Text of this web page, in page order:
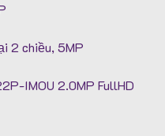
2 chiều, 5MP
IMOU 2.0MP FullHD